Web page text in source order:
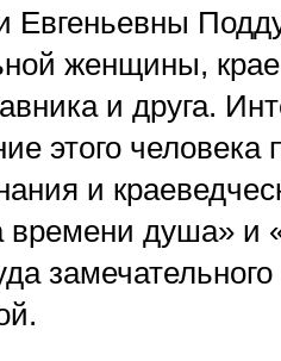
Евгеньевны
женщины,
и друга.
этого
и
времени душа» и